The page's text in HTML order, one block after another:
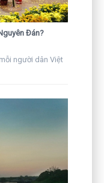
Đán?
người dân Việt